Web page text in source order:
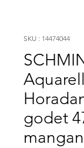
SKU : 14474044
godet